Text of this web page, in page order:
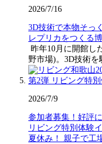
2026/7/16
3D技術で本物そっ
レプリカをつくる
昨年10月に開館し
野市場)。3D技術
2026/7/9
参加者募集！好評
リビング特別体験
夏休み！ 親子で工